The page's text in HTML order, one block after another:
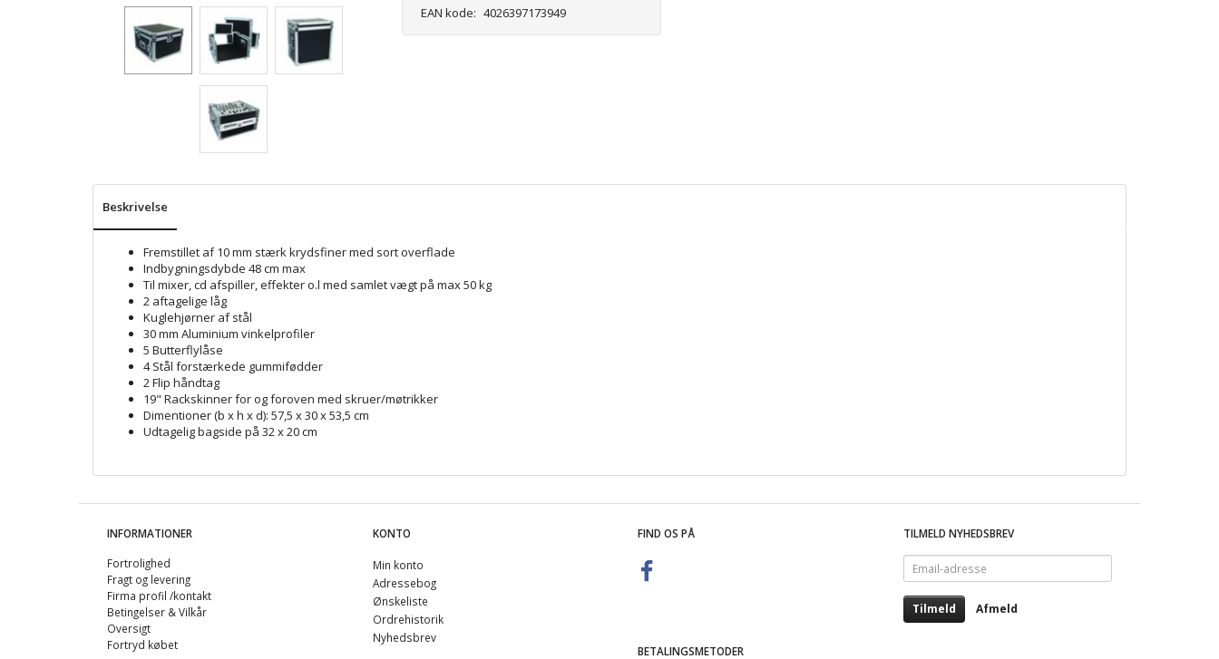
EAN kode: 4026397173949
Beskrivelse
Fremstillet af 10 mm stærk krydsfiner med sort overflade
Indbygningsdybde 48 cm max
Til mixer, cd afspiller, effekter o.l med samlet vægt på max 50 kg
2 aftagelige låg
Kuglehjørner af stål
30 mm Aluminium vinkelprofiler
5 Butterflylåse
4 Stål forstærkede gummifødder
2 Flip håndtag
19" Rackskinner for og foroven med skruer/møtrikker
Dimentioner (b x h x d): 57,5 x 30 x 53,5 cm
Udtagelig bagside på 32 x 20 cm
INFORMATIONER
Fortrolighed
Fragt og levering
Firma profil /kontakt
Betingelser & Vilkår
Oversigt
Fortryd købet
KONTO
Min konto
Adressebog
Ønskeliste
Ordrehistorik
Nyhedsbrev
FIND OS PÅ
BETALINGSMETODER
TILMELD NYHEDSBREV
Email-
adresse
Tilmeld Afmeld